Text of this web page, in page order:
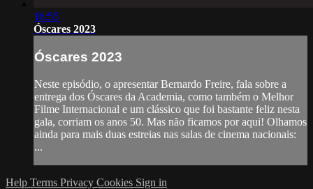
16:55
Óscares 2023
Óscares 2023
Neste episódio, o apresentar Bernardo Freire, fala sobre a
entrega dos Óscares da Academia, como também o Melhor
Filme Internacional e um clássico que foi bastante feliz nesta
gala, corriam os anos 50. Mas não ficamos por aqui! Olhamos
ainda para mais duas estreias nas salas de cinema nacionais:
...
Help Terms Privacy Cookies Sign in